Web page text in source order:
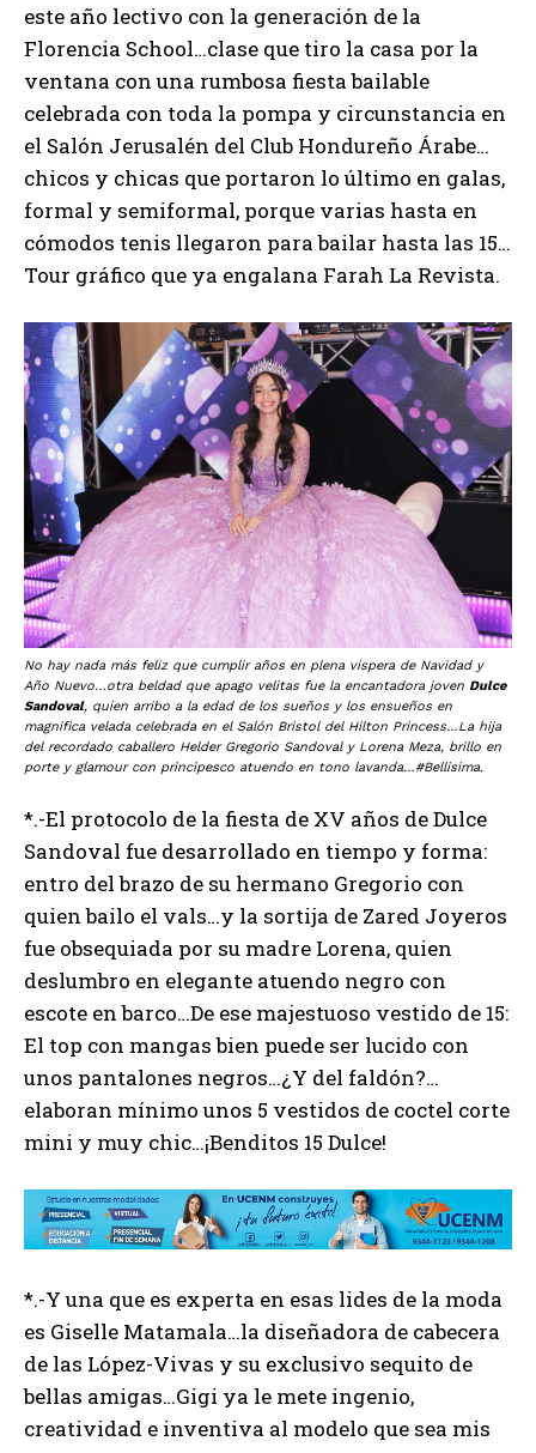
este año lectivo con la generación de la
Florencia School…clase que tiro la casa por la
ventana con una rumbosa fiesta bailable
celebrada con toda la pompa y circunstancia en
el Salón Jerusalén del Club Hondureño Árabe…
chicos y chicas que portaron lo último en galas,
formal y semiformal, porque varias hasta en
cómodos tenis llegaron para bailar hasta las 15…
Tour gráfico que ya engalana Farah La Revista.
No hay nada más feliz que cumplir años en plena víspera de Navidad y
Año Nuevo…otra beldad que apago velitas fue la encantadora joven Dulce
Sandoval, quien arribo a la edad de los sueños y los ensueños en
magnifica velada celebrada en el Salón Bristol del Hilton Princess…La hija
del recordado caballero Helder Gregorio Sandoval y Lorena Meza, brillo en
porte y glamour con principesco atuendo en tono lavanda…#Bellisima.
*.-El protocolo de la fiesta de XV años de Dulce
Sandoval fue desarrollado en tiempo y forma:
entro del brazo de su hermano Gregorio con
quien bailo el vals…y la sortija de Zared Joyeros
fue obsequiada por su madre Lorena, quien
deslumbro en elegante atuendo negro con
escote en barco…De ese majestuoso vestido de 15:
El top con mangas bien puede ser lucido con
unos pantalones negros…¿Y del faldón?…
elaboran mínimo unos 5 vestidos de coctel corte
mini y muy chic…¡Benditos 15 Dulce!
*.-Y una que es experta en esas lides de la moda
es Giselle Matamala…la diseñadora de cabecera
de las López-Vivas y su exclusivo sequito de
bellas amigas…Gigi ya le mete ingenio,
creatividad e inventiva al modelo que sea mis